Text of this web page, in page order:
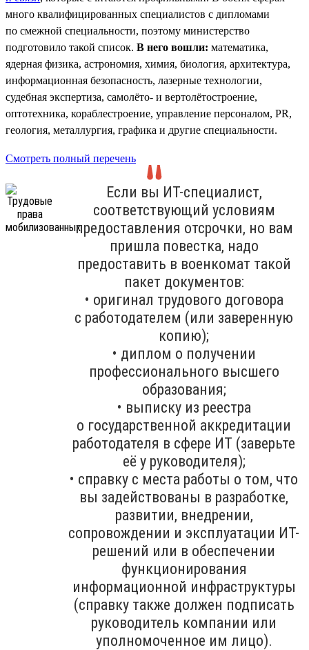
много квалифицированных специалистов с дипломами
по смежной специальности, поэтому министерство
подготовило такой список. В него вошли: математика,
ядерная физика, астрономия, химия, биология, архитектура,
информационная безопасность, лазерные технологии,
судебная экспертиза, самолёто- и вертолётостроение,
оптотехника, кораблестроение, управление персоналом, PR,
геология, металлургия, графика и другие специальности.
Смотреть полный перечень
Если вы ИТ-специалист,
соответствующий условиям
предоставления отсрочки, но вам
пришла повестка, надо
предоставить в военкомат такой
пакет документов:
• оригинал трудового договора
с работодателем (или заверенную
копию);
• диплом о получении
профессионального высшего
образования;
• выписку из реестра
о государственной аккредитации
работодателя в сфере ИТ (заверьте
её у руководителя);
• справку с места работы о том, что
вы задействованы в разработке,
развитии, внедрении,
сопровождении и эксплуатации ИТ-
решений или в обеспечении
функционирования
информационной инфраструктуры
(справку также должен подписать
руководитель компании или
уполномоченное им лицо).